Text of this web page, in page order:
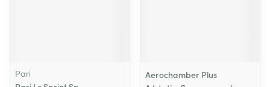
Pari
Aerochamber Plus